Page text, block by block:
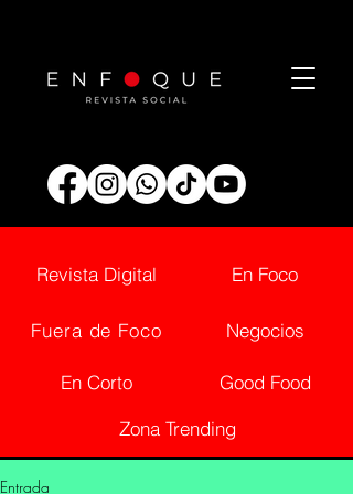
Revista Digital
Fuera de Foco
En Corto
En Foco
Negocios
Good Food
Zona Trending
Entrada